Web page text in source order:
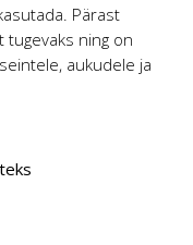
Pärast
ning on
aukudele ja